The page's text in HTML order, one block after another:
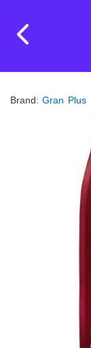
Brand:Gran Plus